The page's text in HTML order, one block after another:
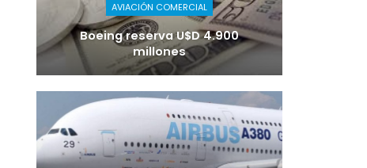
AVIACIÓN COMERCIAL
Boeing reserva U$D 4.900
millones